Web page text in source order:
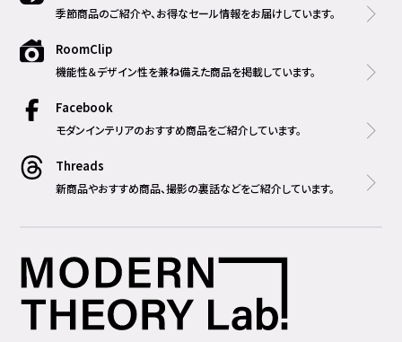
季節商品のご紹介や、お得なセール情報をお届けしています。
RoomClip
機能性＆デザイン性を兼ね備えた商品を掲載しています。
Facebook
モダンインテリアのおすすめ商品をご紹介しています。
Threads
新商品やおすすめ商品、撮影の裏話などをご紹介しています。